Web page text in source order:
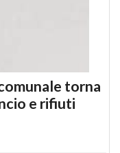
torna
e rifiuti